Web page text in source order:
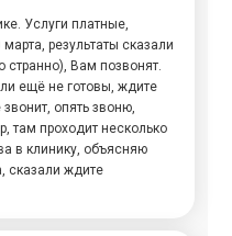
Услуги платные,
результаты сказали
странно), Вам позвонят.
ещё не готовы, ждите
опять звоню,
там проходит несколько
в клинику, объясняю
сказали ждите